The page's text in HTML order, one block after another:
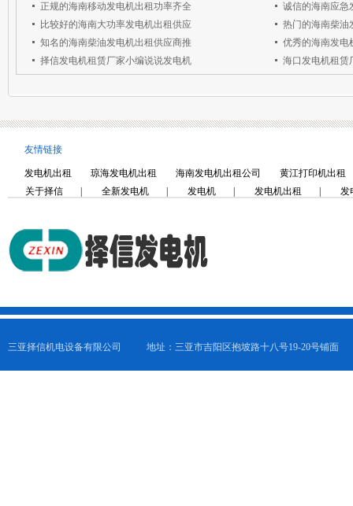
正规的海南移动发电机出租功率齐全
诚信的海南应急
比较好的海南大功率发电机出租供应
热门的海南柴油
知名的海南柴油发电机出租供应商推
优秀的海南发电
择信发电机租赁厂家小编说说发电机
海口发电机租赁
友情链接
发电机出租 琼海发电机出租 海南发电机出租公司
黄江打印机出租
关于择信
全新发电机 发电机 发电机出租 发
三亚择信机电设备有限公司 地址：三亚市吉阳区抱坡路十八号19-20号铺面